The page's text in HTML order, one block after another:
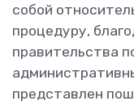
собой
процедуру,
правительства
представлен